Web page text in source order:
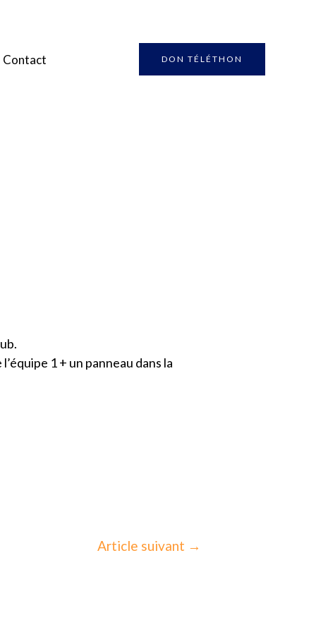
Contact DON TÉLÉTHON
1 + un panneau dans la
Article suivant →